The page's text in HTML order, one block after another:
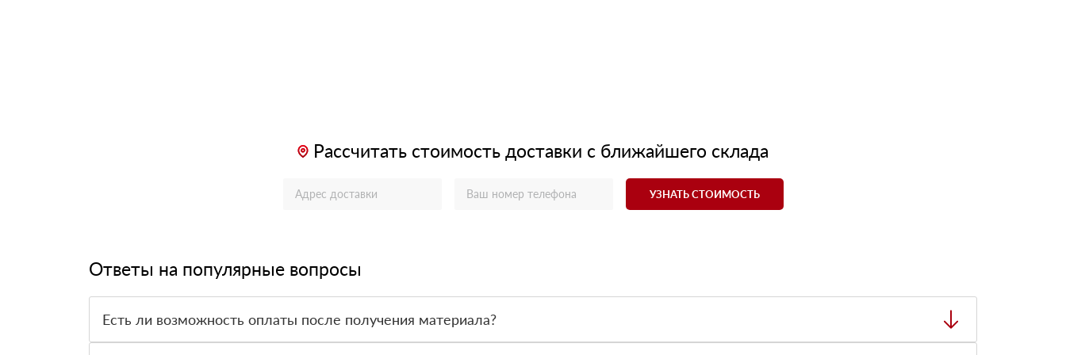
Рассчитать стоимость доставки с ближайшего склада
УЗНАТЬ СТОИМОСТЬ
Ответы на популярные вопросы
Есть ли возможность оплаты после получения материала?